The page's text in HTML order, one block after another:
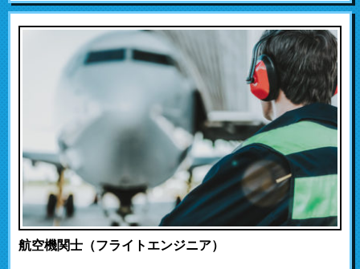
航空機関士（フライトエンジニア）